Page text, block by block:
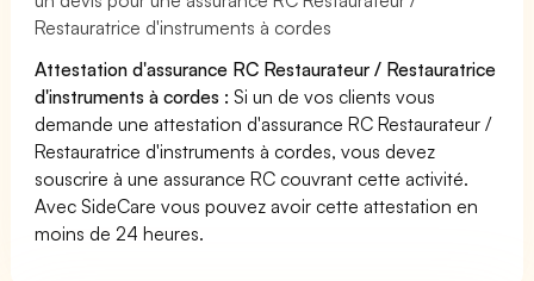
Restauratrice d'instruments à cordes
Attestation d'assurance RC Restaurateur / Restauratrice
d'instruments à cordes : Si un de vos clients vous
demande une attestation d'assurance RC Restaurateur /
Restauratrice d'instruments à cordes, vous devez
souscrire à une assurance RC couvrant cette activité.
Avec SideCare vous pouvez avoir cette attestation en
moins de 24 heures.